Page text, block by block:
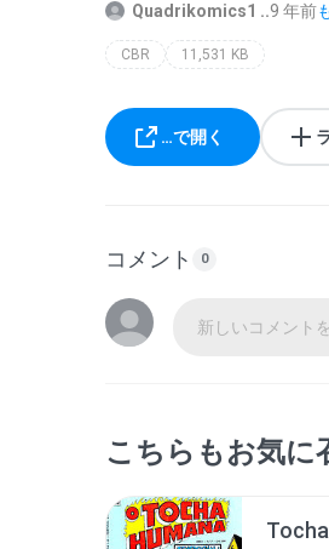
Quadrikomics1 ..9 年前
CBR 11,531 KB
…で開く
コメント 0
新しいコメント
こちらもお気に